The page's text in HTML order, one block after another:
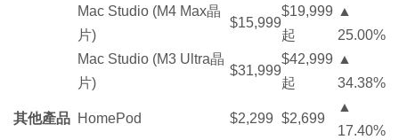
Mac Studio (M4 Max晶
片)
$15,999
$19,999
起
▲
25.00%
Mac Studio (M3 Ultra晶
片)
$31,999
$42,999
起
▲
34.38%
其他產品 HomePod $2,299 $2,699
▲
17.40%